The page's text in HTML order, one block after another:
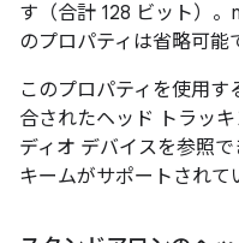
す（合計 128 ビット）
のプロパティは省略可能
このプロパティを使用
合されたヘッド トラッ
ディオ デバイスを参照
キームがサポートされて